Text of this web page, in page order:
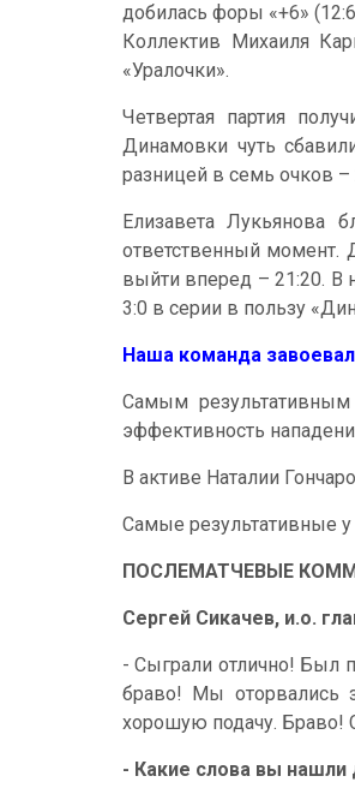
добилась форы «+6»
Коллектив Михаиля
«Уралочки».
Четвертая партия
Динамовки чуть
разницей в семь очков
Елизавета Лукьянова
ответственный момент.
выйти вперед – 21:20. В
3:0 в серии в пользу
Наша команда
Самым
эффективность
В активе Наталии
Самые результативные у
ПОСЛЕМАТЧЕВЫЕ
Сергей Сикачев, и.о.
- Сыграли отлично! Был
браво! Мы оторвались
хорошую подачу. Браво!
- Какие слова вы